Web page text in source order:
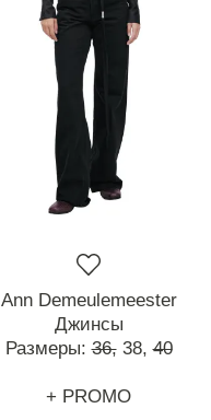
Ann Demeulemeester
Джинсы
Размеры:36, 38, 40
+ PROMO